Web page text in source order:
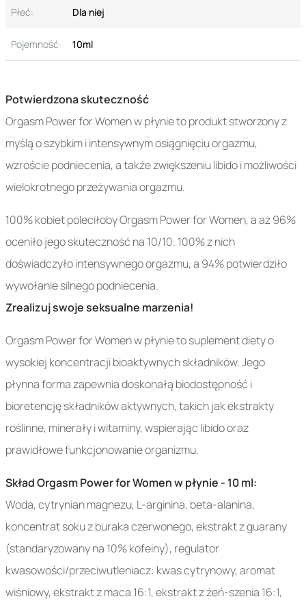
Potwierdzona skuteczność
Orgasm Power for Women w płynie to produkt stworzony z
myślą o szybkim i intensywnym osiągnięciu orgazmu,
wzroście podniecenia, a także zwiększeniu libido i możliwości
wielokrotnego przeżywania orgazmu.
100% kobiet poleciłoby Orgasm Power for Women, a aż 96%
oceniło jego skuteczność na 10/10. 100% z nich
doświadczyło intensywnego orgazmu, a 94% potwierdziło
wywołanie silnego podniecenia.
Zrealizuj swoje seksualne marzenia!
Orgasm Power for Women w płynie to suplement diety o
wysokiej koncentracji bioaktywnych składników. Jego
płynna forma zapewnia doskonałą biodostępność i
bioretencję składników aktywnych, takich jak ekstrakty
roślinne, minerały i witaminy, wspierając libido oraz
prawidłowe funkcjonowanie organizmu.
Skład Orgasm Power for Women w płynie - 10 ml:
Woda, cytrynian magnezu, L-arginina, beta-alanina,
koncentrat soku z buraka czerwonego, ekstrakt z guarany
(standaryzowany na 10% kofeiny), regulator
kwasowości/przeciwutleniacz: kwas cytrynowy, aromat
wiśniowy, ekstrakt z maca 16:1, ekstrakt z żeń-szenia 16:1,
Płeć: Dla niej
Pojemność: 10ml